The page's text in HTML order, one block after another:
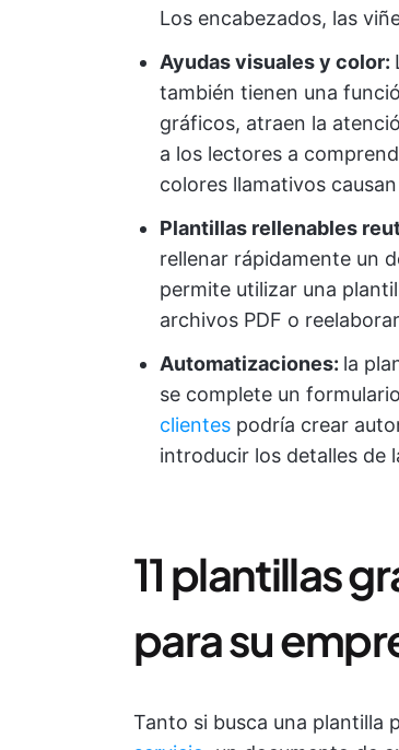
Los encabezados, las
Ayudas visuales y color:
también tienen una
gráficos, atraen la
a los lectores a
colores llamativos
Plantillas rellenables
rellenar rápidamente un
permite utilizar una
archivos PDF o
Automatizaciones: la
se complete un
clientes podría crear
introducir los detalles de
11 plantillas
para su
Tanto si busca una plantilla